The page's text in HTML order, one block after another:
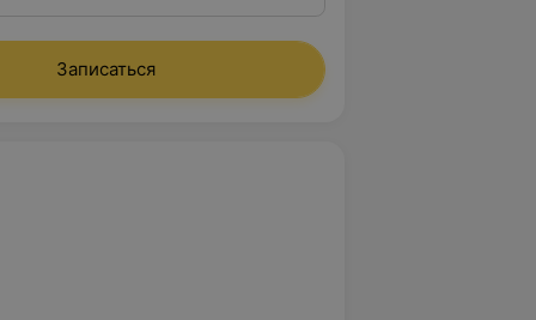
Записаться